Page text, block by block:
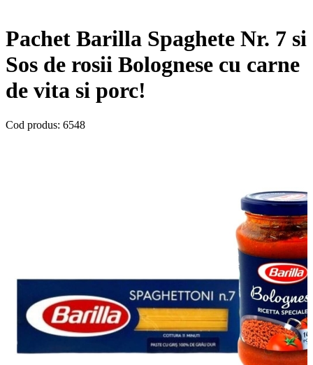
Pachet Barilla Spaghete Nr. 7 si
Sos de rosii Bolognese cu carne
de vita si porc!
Cod produs: 6548